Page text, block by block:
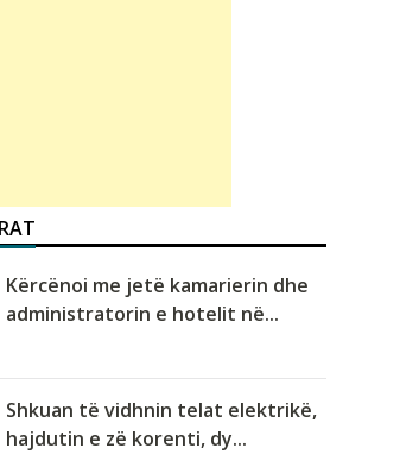
Kërcënoi me jetë kamarierin dhe
administratorin e hotelit në...
Shkuan të vidhnin telat elektrikë,
hajdutin e zë korenti, dy...